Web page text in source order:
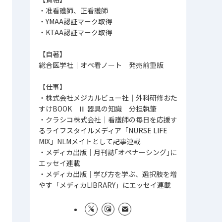
・准看護師、正看護師
・YMAA認証マーク取得
・KTAA認証マーク取得
【自著】
総合医学社│オペ看ノート 発売前重版
【仕事】
・株式会社メジカルビュー社｜外科研修おた
すけBOOK Ⅲ 器具の知識 分担執筆
・クラシコ株式会社│看護師の毎日を応援す
るライフスタイルメディア「NURSE LIFE
MIX」NLMメイトとして記事連載
・メディカ出版│月刊誌｢オペナーシング｣に
エッセイ連載
・メディカ出版│学び方を学ぶ、選択肢を増
やす「メディカLIBRARY」にエッセイ連載